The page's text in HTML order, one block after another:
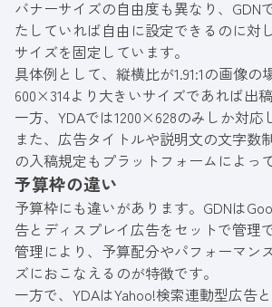
バナーサイズの自由度も異なり、GDN
たしていれば自由に設定できるのに対
サイズを固定しています。
具体例として、縦横比が1.91:1の画像の
600×314より大きいサイズであれば出稿
一方、YDAでは1200×628のみしか対応
また、広告タイトルや説明文の文字数
の入稿規定もプラットフォームによっ
予算枠の違い
予算枠にも違いがあります。GDNは
告とディスプレイ広告をセットで管理
管理により、予算配分やパフォーマン
ズにおこなえるのが特徴です。
一方で、YDAはYahoo!検索連動型広告